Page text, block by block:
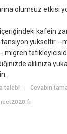
olumsuz etkisi
kafein
yükseltir --
-- migren
aklınıza
talebi |Cevabın